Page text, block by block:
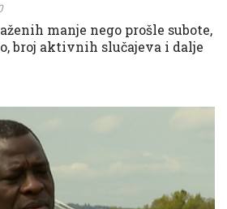
manje nego prošle subote,
broj aktivnih slučajeva i dalje